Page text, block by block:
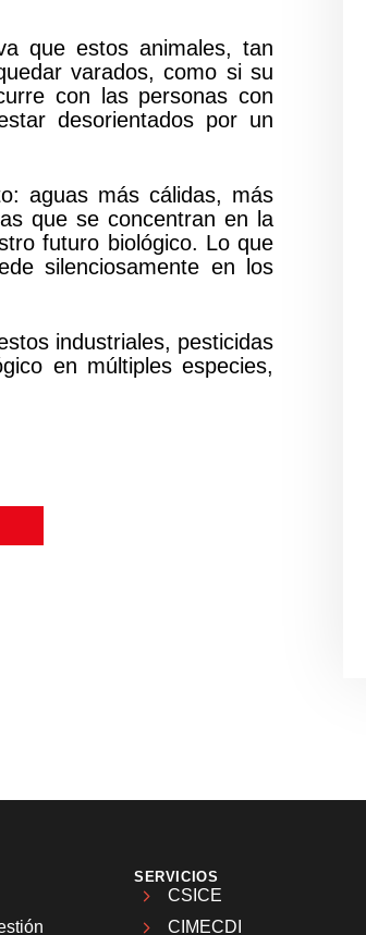
que estos animales, tan
varados, como si su
con las personas con
desorientados por un
aguas más cálidas, más
que se concentran en la
futuro biológico. Lo que
silenciosamente en los
industriales, pesticidas
en múltiples especies,
SERVICIOS
CSICE
CIMECDI